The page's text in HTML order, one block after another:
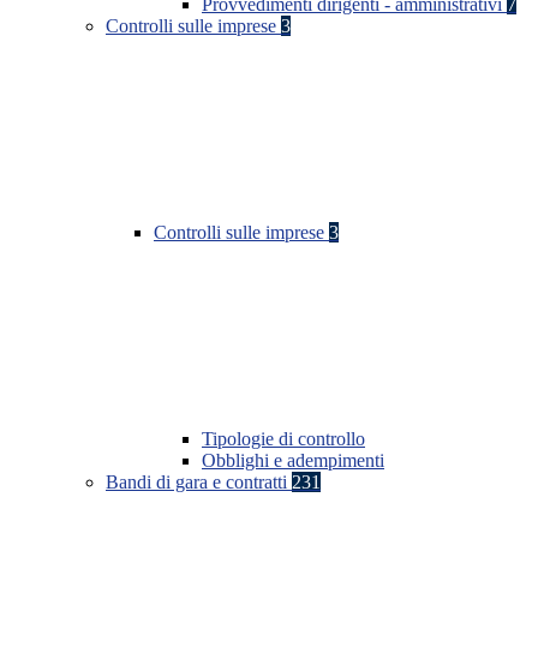
Provvedimenti dirigenti - amministrativi 7
Controlli sulle imprese 3
Controlli sulle imprese 3
Tipologie di controllo
Obblighi e adempimenti
Bandi di gara e contratti 231